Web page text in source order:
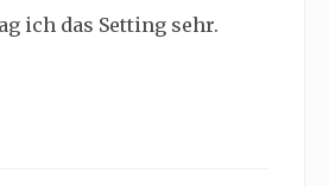
ich das Setting sehr.